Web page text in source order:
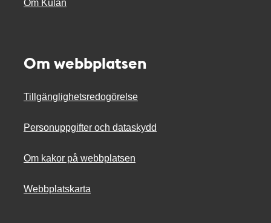
Om Kulan
Om webbplatsen
Tillgänglighetsredogörelse
Personuppgifter och dataskydd
Om kakor på webbplatsen
Webbplatskarta